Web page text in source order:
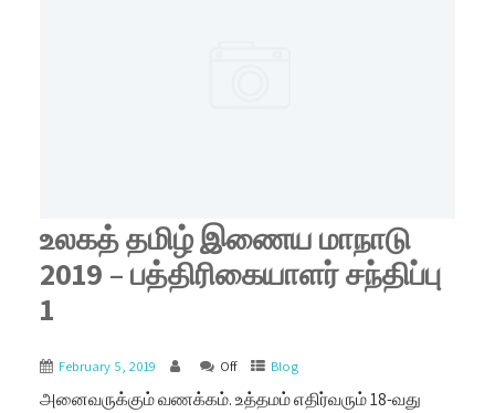
உலகத் தமிழ் இணைய மாநாடு
2019 – பத்திரிகையாளர் சந்திப்பு
1
February 5, 2019 Off Blog
அனைவருக்கும் வணக்கம். உத்தமம் எதிர்வரும் 18-வது